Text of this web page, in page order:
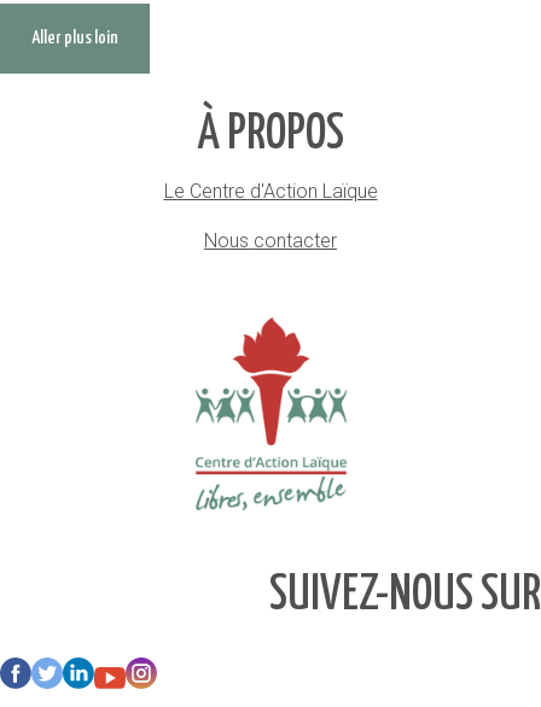
Aller plus loin
À PROPOS
Le Centre d'Action Laïque
Nous contacter
SUIVEZ-NOUS SUR